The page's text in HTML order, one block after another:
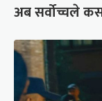
अब सर्वोच्चले